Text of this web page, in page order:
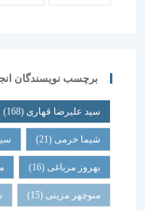
برچسب نویسندگان انجمن
سید علیرضا قهاری(168)
شیما خرمی(21) سید هادی
بهروز مرباغی (16) محمد
منوچهر مزینی(15)